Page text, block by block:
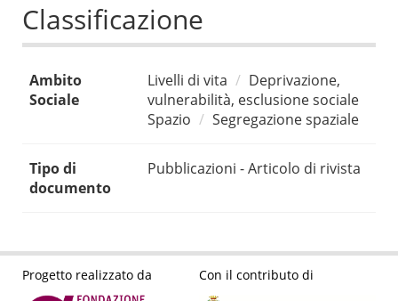
Classificazione
Ambito
Sociale
Livelli di vita
Deprivazione,
vulnerabilità, esclusione sociale
Spazio
Segregazione spaziale
Tipo di
documento
Pubblicazioni - Articolo di rivista
Progetto realizzato da Con il contributo di